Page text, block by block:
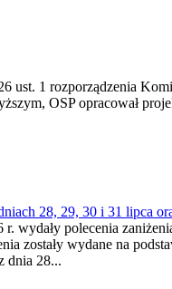
1 rozporządzenia
OSP opracował
28, 29, 30 i 31 lipca
polecenia
zostały wydane na
dnia 28...